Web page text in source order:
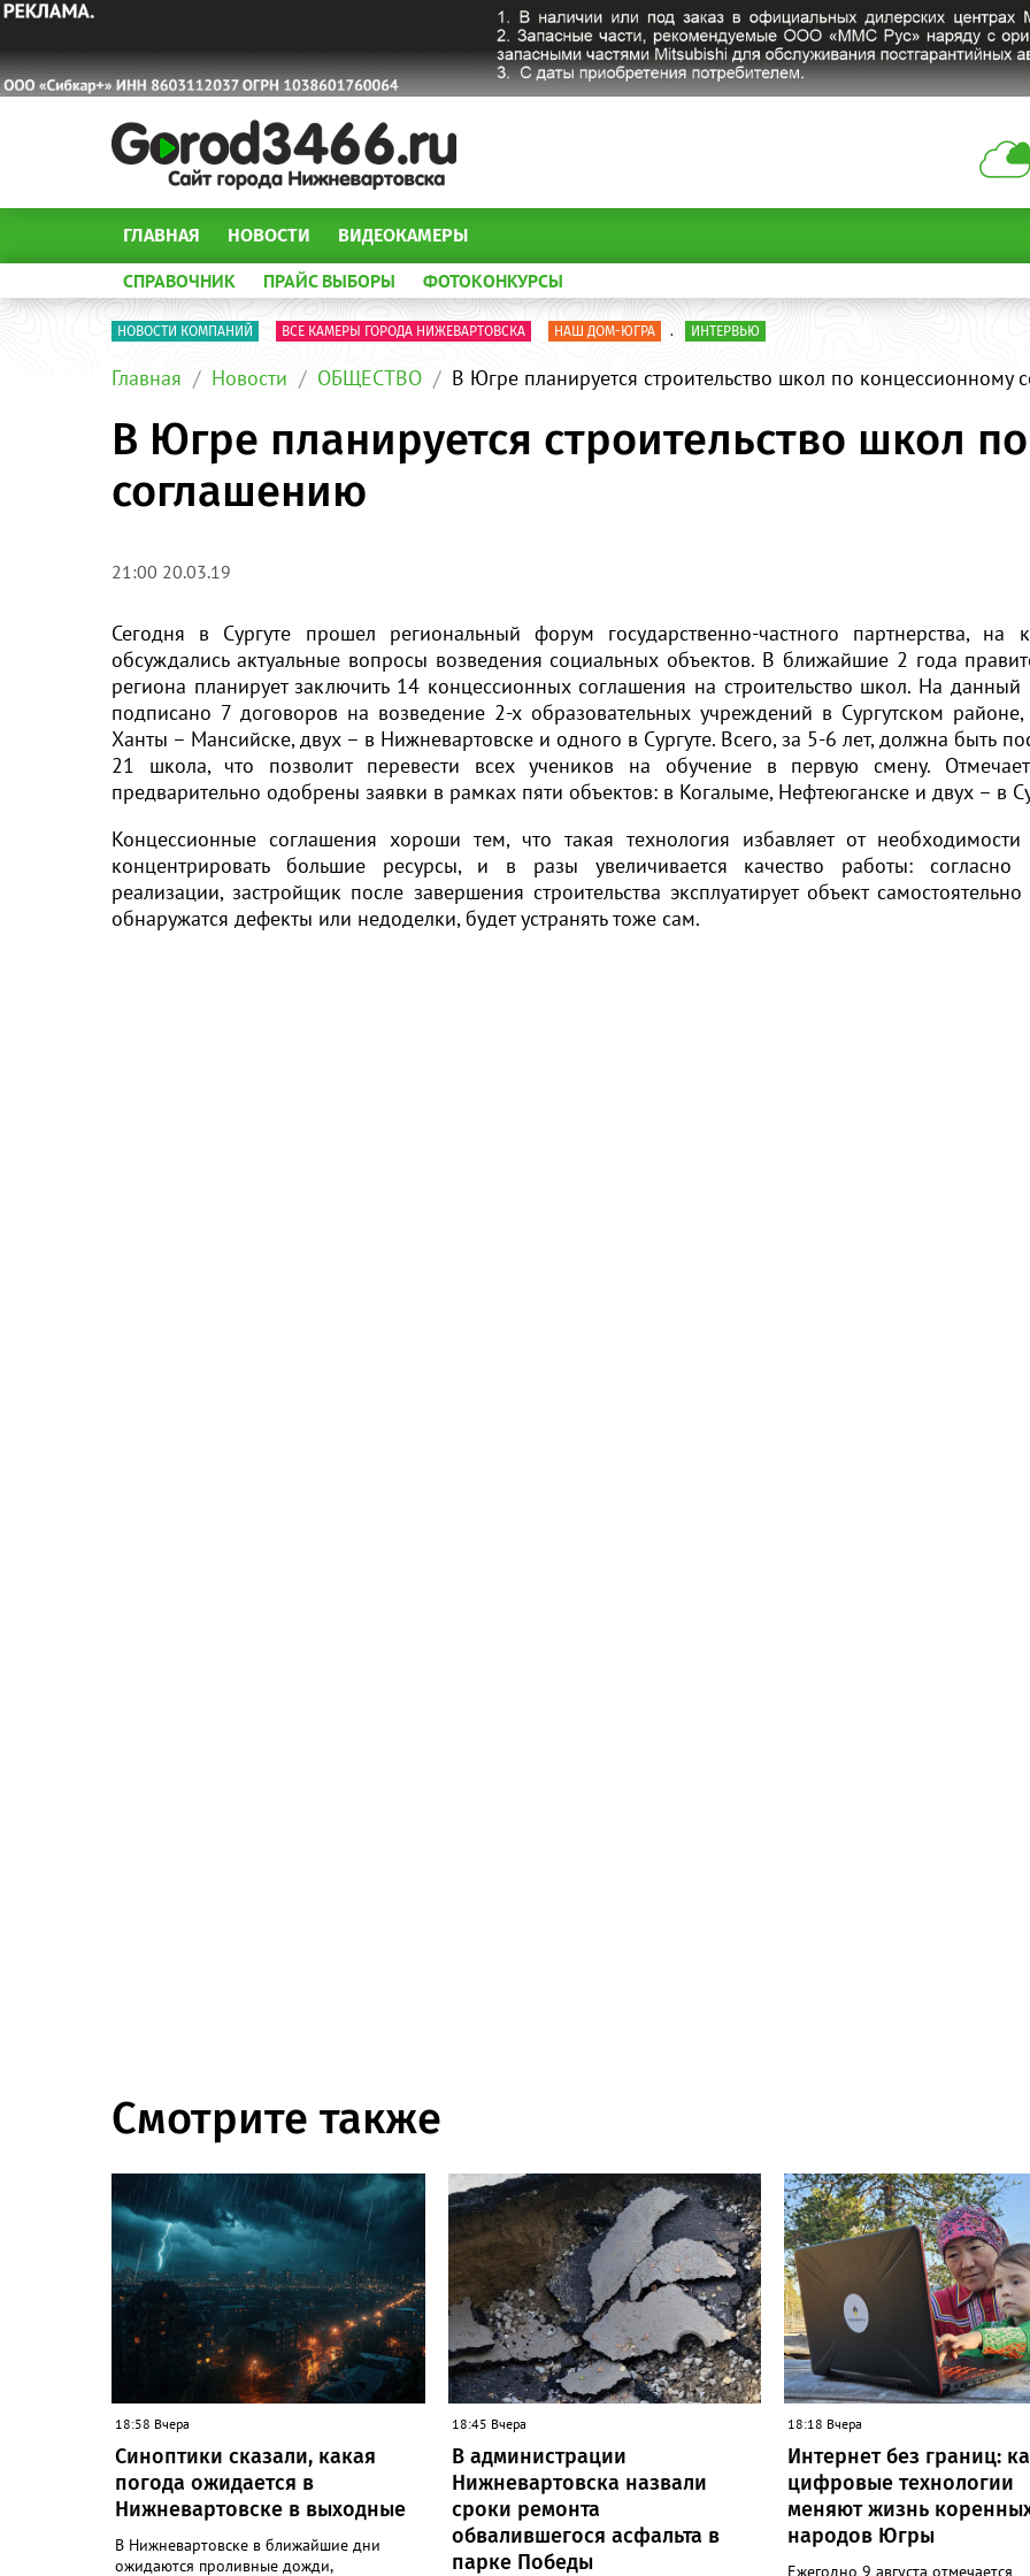
ГЛАВНАЯ НОВОСТИ ВИДЕОКАМЕРЫ
СПРАВОЧНИК ПРАЙС ВЫБОРЫ ФОТОКОНКУРСЫ
НОВОСТИ КОМПАНИЙ ВСЕ КАМЕРЫ ГОРОДА НИЖЕВАРТОВСКА НАШ ДОМ-ЮГРА . ИНТЕРВЬЮ
Главная Новости ОБЩЕСТВО В Югре планируется строительство школ по концессионному
В Югре планируется строительство школ
соглашению
21:00 20.03.19
Сегодня в Сургуте прошел региональный форум государственно-частного партнерства, на
обсуждались актуальные вопросы возведения социальных объектов. В ближайшие 2 года
региона планирует заключить 14 концессионных соглашения на строительство школ. На
подписано 7 договоров на возведение 2-х образовательных учреждений в Сургутском районе,
Ханты – Мансийске, двух – в Нижневартовске и одного в Сургуте. Всего, за 5-6 лет, должна быть
21 школа, что позволит перевести всех учеников на обучение в первую смену.
предварительно одобрены заявки в рамках пяти объектов: в Когалыме, Нефтеюганске и двух – в
Концессионные соглашения хороши тем, что такая технология избавляет от необходимости
концентрировать большие ресурсы, и в разы увеличивается качество работы: согласно
реализации, застройщик после завершения строительства эксплуатирует объект
обнаружатся дефекты или недоделки, будет устранять тоже сам.
Смотрите также
18:58 Вчера
Синоптики сказали, какая
погода ожидается в
Нижневартовске в выходные
В Нижневартовске в ближайшие дни
ожидаются проливные дожди,
18:45 Вчера
В администрации
Нижневартовска назвали
сроки ремонта
обвалившегося асфальта в
парке Победы
18:18 Вчера
Интернет без границ:
цифровые технологии
меняют жизнь
народов Югры
Ежегодно 9 августа отмечается